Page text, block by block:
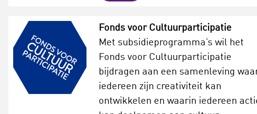
Fonds voor Cultuurparticipatie
Met subsidieprogramma’s wil het
Fonds voor Cultuurparticipatie
bijdragen aan een samenleving
iedereen zijn creativiteit kan
ontwikkelen en waarin iedereen